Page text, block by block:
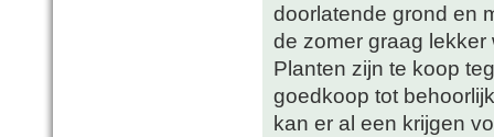
doorlatende grond en
de zomer graag lekker
Planten zijn te koop
goedkoop tot
kan er al een krijgen